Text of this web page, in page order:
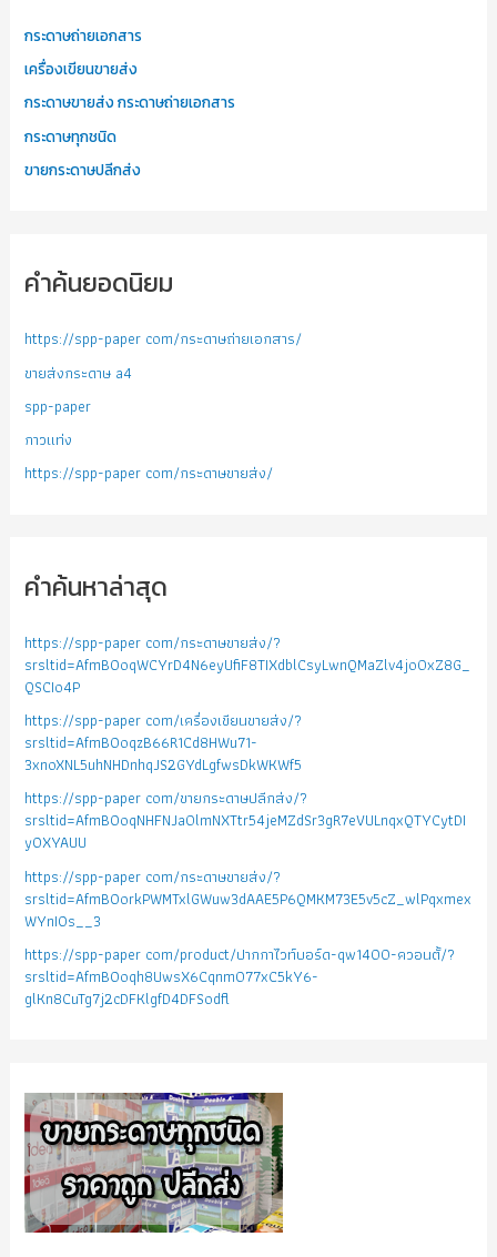
กระดาษถ่ายเอกสาร
เครื่องเขียนขายส่ง
กระดาษขายส่ง กระดาษถ่ายเอกสาร
กระดาษทุกชนิด
ขายกระดาษปลีกส่ง
คำค้นยอดนิยม
https://spp-paper com/กระดาษถ่ายเอกสาร/
ขายส่งกระดาษ a4
spp-paper
กาวแท่ง
https://spp-paper com/กระดาษขายส่ง/
คำค้นหาล่าสุด
https://spp-paper com/กระดาษขายส่ง/?
srsltid=AfmBOoqWCYrD4N6eyUfiF8TIXdblCsyLwnQMaZlv4jo0xZ8G_
QSCIo4P
https://spp-paper com/เครื่องเขียนขายส่ง/?
srsltid=AfmBOoqzB66R1Cd8HWu71-
3xnoXNL5uhNHDnhqJS2GYdLgfwsDkWKWf5
https://spp-paper com/ขายกระดาษปลีกส่ง/?
srsltid=AfmBOoqNHFNJa0lmNXTtr54jeMZdSr3gR7eVULnqxQTYCytDI
yOXYAUU
https://spp-paper com/กระดาษขายส่ง/?
srsltid=AfmBOorkPWMTxlGWuw3dAAE5P6QMKM73E5v5cZ_wlPqxmex
WYnIOs__3
https://spp-paper com/product/ปากกาไวท์บอร์ด-qw1400-ควอนตั้/?
srsltid=AfmBOoqh8UwsX6Cqnm077xC5kY6-
glKn8CuTg7j2cDFKlgfD4DFSodfl